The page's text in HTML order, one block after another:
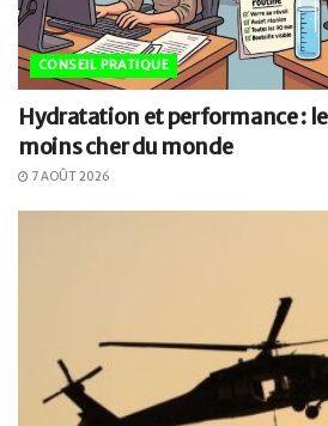
CONSEIL PRATIQUE
Hydratation et performance :
moins cher du monde
7 AOÛT 2026